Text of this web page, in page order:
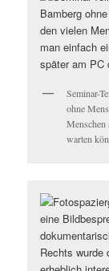
Seminar-
ohne
Menschen
warten